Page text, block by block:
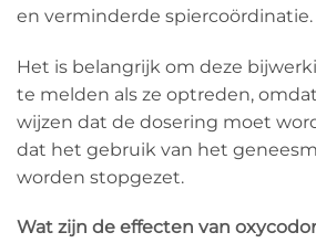
en verminderde spiercoördinatie.
Het is belangrijk om deze
te melden als ze optreden,
wijzen dat de dosering moet
dat het gebruik van het
worden stopgezet.
Wat zijn de effecten van